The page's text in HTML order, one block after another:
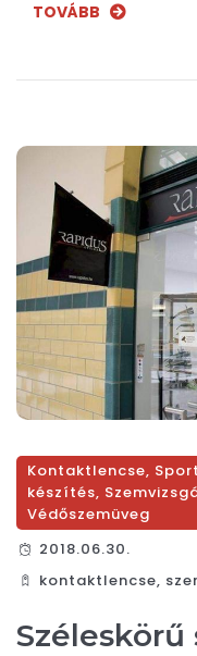
TOVÁBB
Kontaktlencse,
készítés,
Védőszemüveg
2018.06.30.
kontaktlencse,